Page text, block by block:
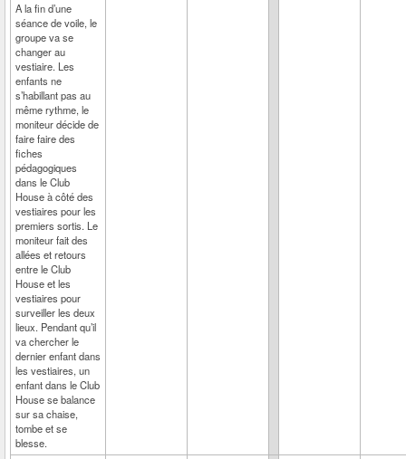
A la fin d’une
séance de voile, le
groupe va se
changer au
vestiaire. Les
enfants ne
s’habillant pas au
même rythme, le
moniteur décide de
faire faire des
fiches
pédagogiques
dans le Club
House à côté des
vestiaires pour les
premiers sortis. Le
moniteur fait des
allées et retours
entre le Club
House et les
vestiaires pour
surveiller les deux
lieux. Pendant qu’il
va chercher le
dernier enfant dans
les vestiaires, un
enfant dans le Club
House se balance
sur sa chaise,
tombe et se
blesse.